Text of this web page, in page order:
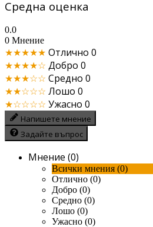
Средна оценка
0.0
0 Мнение
★★★★★ Отлично 0
★★★★☆ Добро 0
★★★☆☆ Средно 0
★★☆☆☆ Лошо 0
★☆☆☆☆ Ужасно 0
Напишете мнение
Задайте въпрос
Мнение (0)
Всички мнения (0)
Отлично (0)
Добро (0)
Средно (0)
Лошо (0)
Ужасно (0)